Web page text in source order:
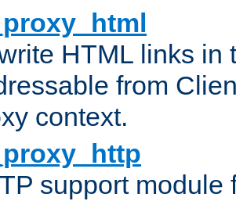
HTML links in
from
context.
support module